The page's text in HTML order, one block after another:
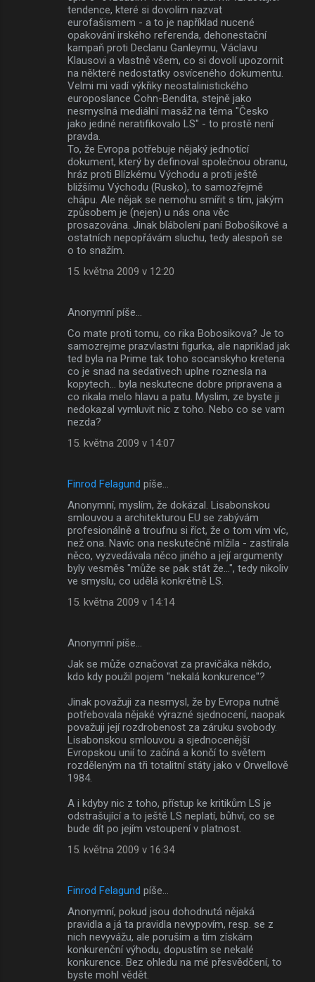
tendence, které si dovolím nazvat
eurofašismem - a to je například nucené
opakování irského referenda, dehonestační
kampaň proti Declanu Ganleymu, Václavu
Klausovi a vlastně všem, co si dovolí upozornit
na některé nedostatky osvíceného dokumentu.
Velmi mi vadí výkřiky neostalinistického
europoslance Cohn-Bendita, stejně jako
nesmyslná mediální masáž na téma "Česko
jako jediné neratifikovalo LS" - to prostě není
pravda.
To, že Evropa potřebuje nějaký jednotící
dokument, který by definoval společnou obranu,
hráz proti Blízkému Východu a proti ještě
bližšímu Východu (Rusko), to samozřejmě
chápu. Ale nějak se nemohu smířit s tím, jakým
způsobem je (nejen) u nás ona věc
prosazována. Jinak blábolení paní Bobošíkové a
ostatních nepopřávám sluchu, tedy alespoň se
o to snažím.
15. května 2009 v 12:20
Anonymní píše…
Co mate proti tomu, co rika Bobosikova? Je to
samozrejme prazvlastni figurka, ale napriklad jak
ted byla na Prime tak toho socanskyho kretena
co je snad na sedativech uplne roznesla na
kopytech... byla neskutecne dobre pripravena a
co rikala melo hlavu a patu. Myslim, ze byste ji
nedokazal vymluvit nic z toho. Nebo co se vam
nezda?
15. května 2009 v 14:07
Finrod Felagund píše…
Anonymní, myslím, že dokázal. Lisabonskou
smlouvou a architekturou EU se zabývám
profesionálně a troufnu si říct, že o tom vím víc,
než ona. Navíc ona neskutečně mlžila - zastírala
něco, vyzvedávala něco jiného a její argumenty
byly vesměs "může se pak stát že...", tedy nikoliv
ve smyslu, co udělá konkrétně LS.
15. května 2009 v 14:14
Anonymní píše…
Jak se může označovat za pravičáka někdo,
kdo kdy použil pojem "nekalá konkurence"?
Jinak považuji za nesmysl, že by Evropa nutně
potřebovala nějaké výrazné sjednocení, naopak
považuji její rozdrobenost za záruku svobody.
Lisabonskou smlouvou a sjednocenější
Evropskou unií to začíná a končí to světem
rozděleným na tři totalitní státy jako v Orwellově
1984.
A i kdyby nic z toho, přístup ke kritikům LS je
odstrašující a to ještě LS neplatí, bůhví, co se
bude dít po jejím vstoupení v platnost.
15. května 2009 v 16:34
Finrod Felagund píše…
Anonymní, pokud jsou dohodnutá nějaká
pravidla a já ta pravidla nevypovím, resp. se z
nich nevyvážu, ale poruším a tím získám
konkurenční výhodu, dopustím se nekalé
konkurence. Bez ohledu na mé přesvědčení, to
byste mohl vědět.